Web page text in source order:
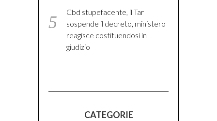
Cbd stupefacente, il Tar
sospende il decreto, ministero
reagisce costituendosi in
giudizio
CATEGORIE